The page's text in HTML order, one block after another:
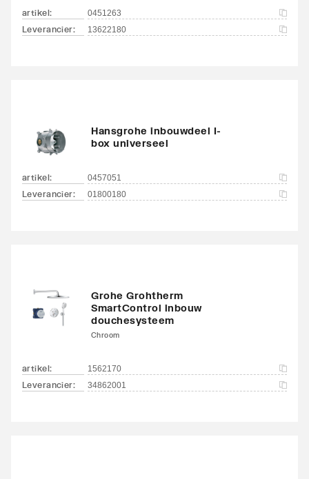
artikel: 0451263
Leverancier: 13622180
Hansgrohe inbouwdeel I-
box universeel
artikel: 0457051
Leverancier: 01800180
Grohe Grohtherm
SmartControl inbouw
douchesysteem
Chroom
artikel: 1562170
Leverancier: 34862001